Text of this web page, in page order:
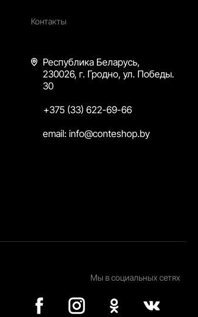
Контакты
Республика Беларусь,
230026, г. Гродно, ул. Победы.
30
+375 (33) 622-69-66
email:info@conteshop.by
Мы в социальных сетях